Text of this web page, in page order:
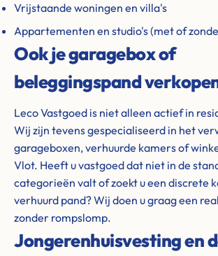
Vrijstaande woningen en villa's
Appartementen en studio's (met of
Ook je garagebox of
beleggingspand
Leco Vastgoed is niet alleen actief in
Wij zijn tevens gespecialiseerd in het
garageboxen, verhuurde kamers of
Vlot. Heeft u vastgoed dat niet in de
categorieën valt of zoekt u een discrete
verhuurd pand? Wij doen u graag een
zonder rompslomp.
Jongerenhuisvesting en